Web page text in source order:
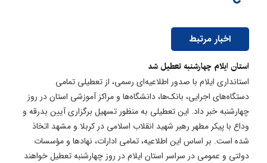
اخبار مرتبط
استان ایلام چهارشنبه تعطیل شد
استانداری ایلام با صدور اطلاعیه‌ای رسمی، از تعطیلی تمامی
دستگاه‌های اجرایی، بانک‌ها، دانشگاه‌ها و مراکز آموزشی استان در روز
چهارشنبه خبر داد. این تعطیلی به منظور تسهیل برگزاری آیین بدرقه و
وداع با پیکر مطهر رهبر شهید انقلاب اسلامی در کربلا و مشهد اتخاذ
شده است. بر اساس این اطلاعیه، تمامی ادارات، نهادها و مؤسسات
دولتی و عمومی در سراسر استان ایلام در روز چهارشنبه تعطیل خواهند